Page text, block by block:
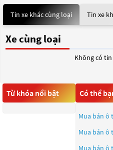
Tin xe khác cùng loại Tin xe
Xe cùng loại
Không có
Từ khóa nổi bật Có thể
Mua bán ô
Mua bán ô
Mua bán ô